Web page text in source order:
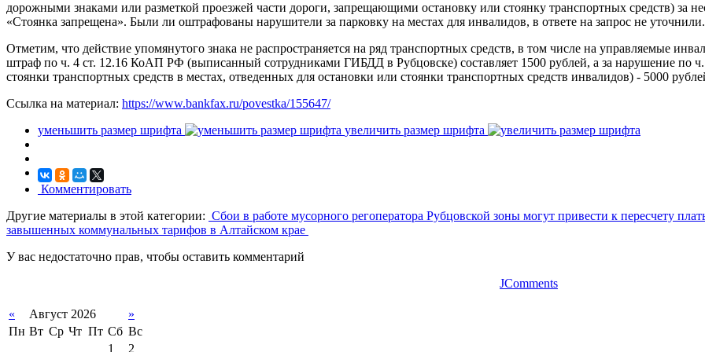
дорожными знаками или разметкой проезжей части дороги, запрещающими остановку или стоянку транспортных средств) за
«Стоянка запрещена». Были ли оштрафованы нарушители за парковку на местах для инвалидов, в ответе на запрос не уточнили.
Отметим, что действие упомянутого знака не распространяется на ряд транспортных средств, в том числе на управляемые
штраф по ч. 4 ст. 12.16 КоАП РФ (выписанный сотрудниками ГИБДД в Рубцовске) составляет 1500 рублей, а за нарушение по
стоянки транспортных средств в местах, отведенных для остановки или стоянки транспортных средств инвалидов) - 5000
Ссылка на материал: https://www.bankfax.ru/povestka/155647/
уменьшить размер шрифта
увеличить размер шрифта
Комментировать
Другие материалы в этой категории: Сбои в работе мусорного регоператора Рубцовской зоны могут привести к пересчету
завышенных коммунальных тарифов в Алтайском крае
У вас недостаточно прав, чтобы оставить комментарий
JComments
« Август 2026
»
Пн Вт Ср Чт Пт Сб Вс
1
2